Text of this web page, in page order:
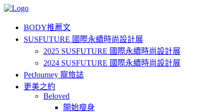
BODY推薦文
SUSFUTURE 國際永續時尚設計展
2025 SUSFUTURE 國際永續時尚設計展
2024 SUSFUTURE 國際永續時尚設計展
PetJourney 寵旅誌
更美之約
Beloved
開始瘦身